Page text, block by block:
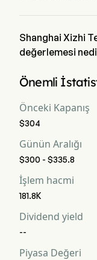
Shanghai Xizhi
değerlemesi
değerlemesi $23.0B 'dir
Önemli
Önceki Kapanış
$304
Günün Aralığı
$300 - $335.8
İşlem hacmi
181.8K
Dividend yield
--
Piyasa Değeri